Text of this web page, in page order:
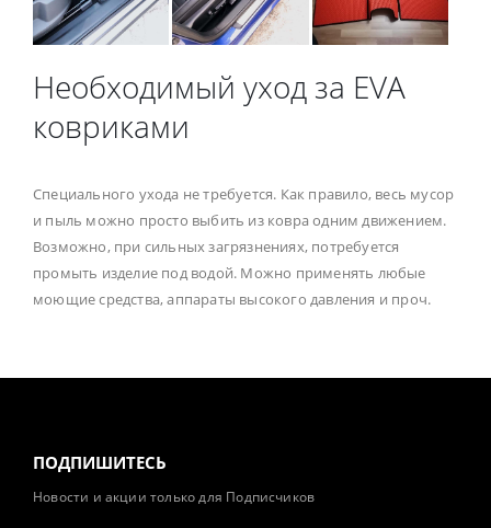
Необходимый уход за EVA
ковриками
Специального ухода не требуется. Как правило, весь мусор
и пыль можно просто выбить из ковра одним движением.
Возможно, при сильных загрязнениях, потребуется
промыть изделие под водой. Можно применять любые
моющие средства, аппараты высокого давления и проч.
ПОДПИШИТЕСЬ
Новости и акции только для Подписчиков